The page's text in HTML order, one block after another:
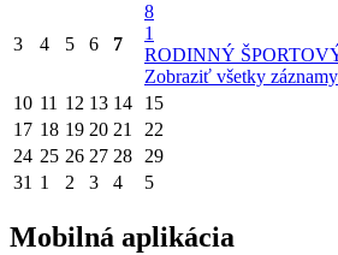
3 4 5 6 7
8
1
RODINNÝ
Zobraziť všetky
10 11 12 13 14 15
17 18 19 20 21 22
24 25 26 27 28 29
31 1 2 3 4 5
Mobilná aplikácia